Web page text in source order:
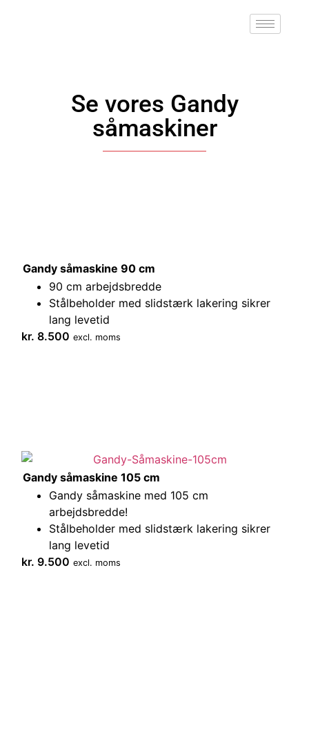
Se vores Gandy
såmaskiner
Gandy såmaskine 90 cm
90 cm arbejdsbredde
Stålbeholder med slidstærk lakering sikrer
lang levetid
kr. 8.500 excl. moms
Gandy såmaskine 105 cm
Gandy såmaskine med 105 cm
arbejdsbredde!
Stålbeholder med slidstærk lakering sikrer
lang levetid
kr. 9.500 excl. moms